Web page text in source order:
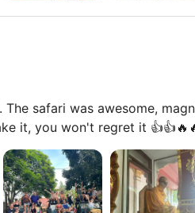
靴
水着とタオル（ナムアン滝
safari was awesome,
it, you won't regret it